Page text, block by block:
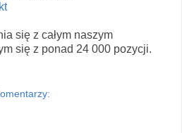
się z całym naszym
się z ponad 24 000 pozycji.